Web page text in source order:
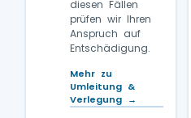
diesen Fällen
prüfen wir Ihren
Anspruch auf
Entschädigung.
Mehr zu
Umleitung &
Verlegung →